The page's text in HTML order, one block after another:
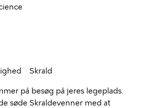
Skrald
på besøg på jeres legeplads.
søde Skraldevenner med at